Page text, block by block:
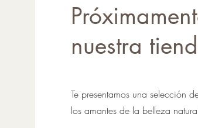
nuestra
Te presentamos una selección
los amantes de la belleza